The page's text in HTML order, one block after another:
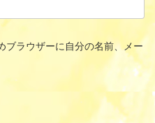
ブラウザーに自分の名前、メー